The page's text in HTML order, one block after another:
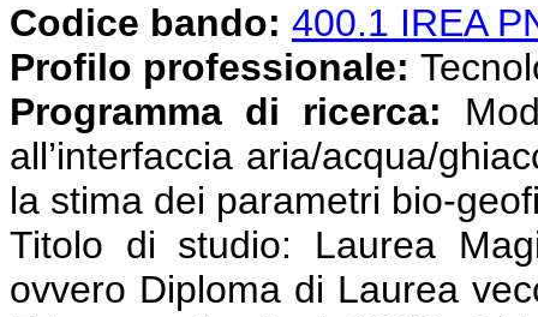
Codice bando: 400.1 IREA
Profilo professionale:
Programma di ricerca:
all’interfaccia aria/acqua/
la stima dei parametri bio-
Titolo di studio: Laurea
ovvero Diploma di Laurea